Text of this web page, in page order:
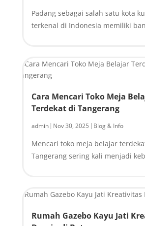
Padang sebagai salah satu kota
terkenal di Indonesia memiliki
Cara Mencari Toko Meja
Terdekat di Tangerang
admin Nov 30, 2025 Blog & Info
Mencari toko meja belajar
Tangerang sering kali menjadi
Rumah Gazebo Kayu Jati